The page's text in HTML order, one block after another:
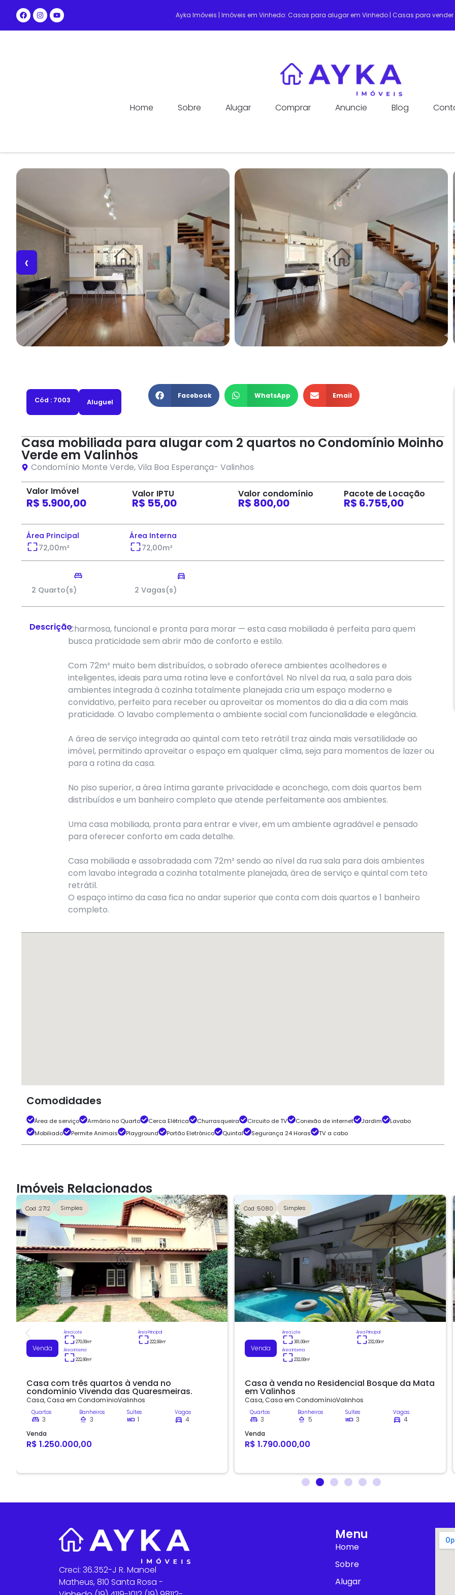
Ayka Imóveis | Imóveis em Vinhedo: Casas para alugar em Vinhedo | Casas para
Home Sobre Alugar Comprar Anuncie Blog
‹
Cód : 7003 Aluguel
Facebook WhatsApp Email
Casa mobiliada para alugar com 2 quartos no Condomínio Moinho
Verde em Valinhos
Condomínio Monte Verde,Vila Boa Esperança- Valinhos
Valor Imóvel
R$ 5.900,00
Valor IPTU
R$ 55,00
Valor condomínio
R$ 800,00
Pacote de Locação
R$ 6.755,00
Área Principal
72,00m²
Área Interna
72,00m²
2 Quarto(s) 2 Vagas(s)
DescriçãoCharmosa, funcional e pronta para morar — esta casa mobiliada é perfeita para quem
busca praticidade sem abrir mão de conforto e estilo.
Com 72m² muito bem distribuídos, o sobrado oferece ambientes acolhedores e
inteligentes, ideais para uma rotina leve e confortável. No nível da rua, a sala para dois
ambientes integrada à cozinha totalmente planejada cria um espaço moderno e
convidativo, perfeito para receber ou aproveitar os momentos do dia a dia com mais
praticidade. O lavabo complementa o ambiente social com funcionalidade e elegância.
A área de serviço integrada ao quintal com teto retrátil traz ainda mais versatilidade ao
imóvel, permitindo aproveitar o espaço em qualquer clima, seja para momentos de lazer ou
para a rotina da casa.
No piso superior, a área íntima garante privacidade e aconchego, com dois quartos bem
distribuídos e um banheiro completo que atende perfeitamente aos ambientes.
Uma casa mobiliada, pronta para entrar e viver, em um ambiente agradável e pensado
para oferecer conforto em cada detalhe.
Casa mobiliada e assobradada com 72m² sendo ao nível da rua sala para dois ambientes
com lavabo integrada a cozinha totalmente planejada, área de serviço e quintal com teto
retrátil.
O espaço intimo da casa fica no andar superior que conta com dois quartos e 1 banheiro
completo.
Comodidades
Área de serviço Armário no Quarto Cerca Elétrica Churrasqueira Circuito de TV Conexão de internet Jardim
Lavabo
Mobiliado
Permite Animais Playground Portão Eletrônico Quintal Segurança 24 Horas TV a cabo
Imóveis Relacionados
Cod :2712 Simples
Venda
Área Lote
270,00m²
Área Principal
222,90m²
Área Interna
222,90m²
Casa com três quartos à venda no
condomínio Vivenda das Quaresmeiras.
Casa,Casa em CondomínioValinhos
Quartos
3
Banheiros
3
Suítes
1
Vagas
4
Venda
R$ 1.250.000,00
Cod :5080 Simples
Venda
Área Lote
301,00m²
Área Principal
232,00m²
Área Interna
232,00m²
Casa à venda no Residencial Bosque da Mata
em Valinhos
Casa,Casa em CondomínioValinhos
Quartos
3
Banheiros
5
Suítes
3
Vagas
4
Venda
R$ 1.790.000,00
Creci: 36.352-J R. Manoel
Matheus, 810 Santa Rosa -
Menu
Home
Sobre
Alugar